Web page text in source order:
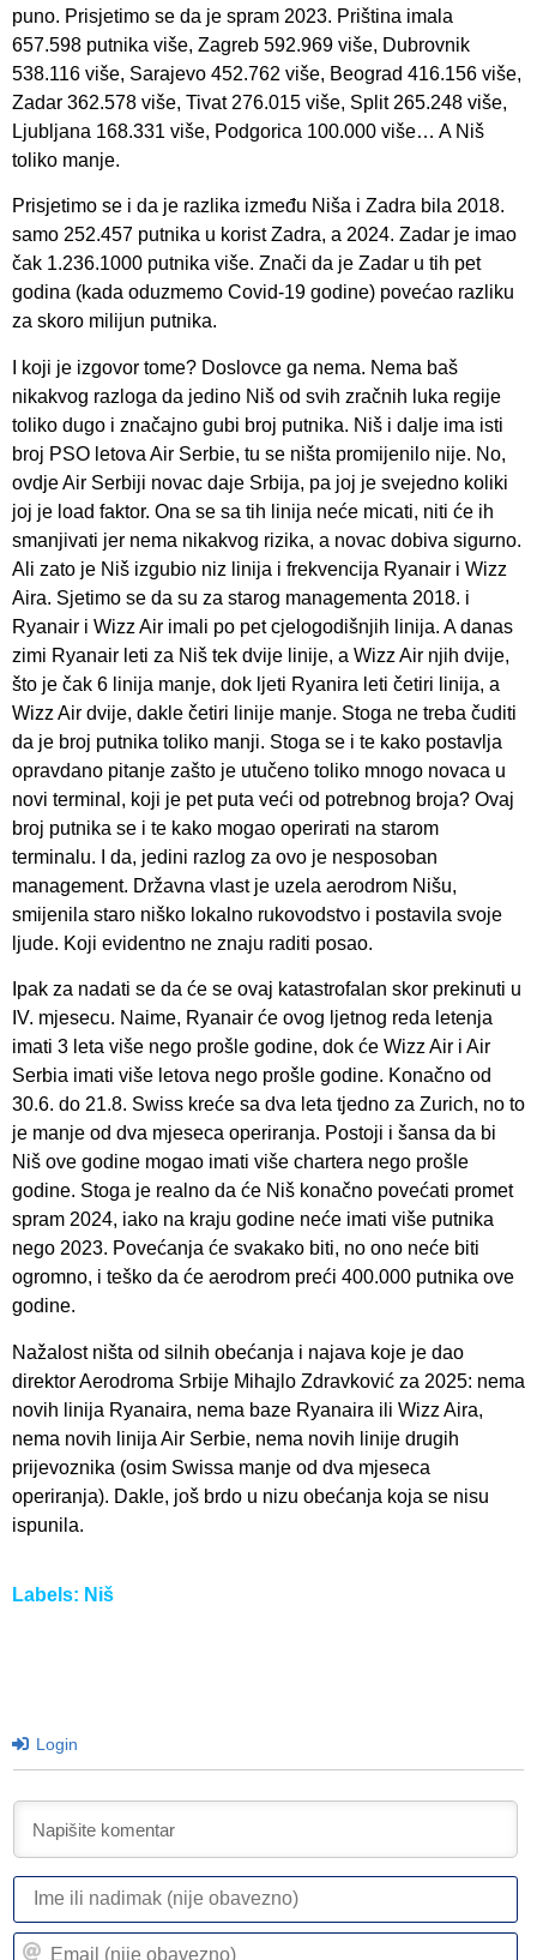
puno. Prisjetimo se da je spram 2023. Priština imala
657.598 putnika više, Zagreb 592.969 više, Dubrovnik
538.116 više, Sarajevo 452.762 više, Beograd 416.156 više,
Zadar 362.578 više, Tivat 276.015 više, Split 265.248 više,
Ljubljana 168.331 više, Podgorica 100.000 više… A Niš
toliko manje.
Prisjetimo se i da je razlika između Niša i Zadra bila 2018.
samo 252.457 putnika u korist Zadra, a 2024. Zadar je imao
čak 1.236.1000 putnika više. Znači da je Zadar u tih pet
godina (kada oduzmemo Covid-19 godine) povećao razliku
za skoro milijun putnika.
I koji je izgovor tome? Doslovce ga nema. Nema baš
nikakvog razloga da jedino Niš od svih zračnih luka regije
toliko dugo i značajno gubi broj putnika. Niš i dalje ima isti
broj PSO letova Air Serbie, tu se ništa promijenilo nije. No,
ovdje Air Serbiji novac daje Srbija, pa joj je svejedno koliki
joj je load faktor. Ona se sa tih linija neće micati, niti će ih
smanjivati jer nema nikakvog rizika, a novac dobiva sigurno.
Ali zato je Niš izgubio niz linija i frekvencija Ryanair i Wizz
Aira. Sjetimo se da su za starog managementa 2018. i
Ryanair i Wizz Air imali po pet cjelogodišnjih linija. A danas
zimi Ryanair leti za Niš tek dvije linije, a Wizz Air njih dvije,
što je čak 6 linija manje, dok ljeti Ryanira leti četiri linija, a
Wizz Air dvije, dakle četiri linije manje. Stoga ne treba čuditi
da je broj putnika toliko manji. Stoga se i te kako postavlja
opravdano pitanje zašto je utučeno toliko mnogo novaca u
novi terminal, koji je pet puta veći od potrebnog broja? Ovaj
broj putnika se i te kako mogao operirati na starom
terminalu. I da, jedini razlog za ovo je nesposoban
management. Državna vlast je uzela aerodrom Nišu,
smijenila staro niško lokalno rukovodstvo i postavila svoje
ljude. Koji evidentno ne znaju raditi posao.
Ipak za nadati se da će se ovaj katastrofalan skor prekinuti u
IV. mjesecu. Naime, Ryanair će ovog ljetnog reda letenja
imati 3 leta više nego prošle godine, dok će Wizz Air i Air
Serbia imati više letova nego prošle godine. Konačno od
30.6. do 21.8. Swiss kreće sa dva leta tjedno za Zurich, no to
je manje od dva mjeseca operiranja. Postoji i šansa da bi
Niš ove godine mogao imati više chartera nego prošle
godine. Stoga je realno da će Niš konačno povećati promet
spram 2024, iako na kraju godine neće imati više putnika
nego 2023. Povećanja će svakako biti, no ono neće biti
ogromno, i teško da će aerodrom preći 400.000 putnika ove
godine.
Nažalost ništa od silnih obećanja i najava koje je dao
direktor Aerodroma Srbije Mihajlo Zdravković za 2025: nema
novih linija Ryanaira, nema baze Ryanaira ili Wizz Aira,
nema novih linija Air Serbie, nema novih linije drugih
prijevoznika (osim Swissa manje od dva mjeseca
operiranja). Dakle, još brdo u nizu obećanja koja se nisu
ispunila.
Labels: Niš
Login